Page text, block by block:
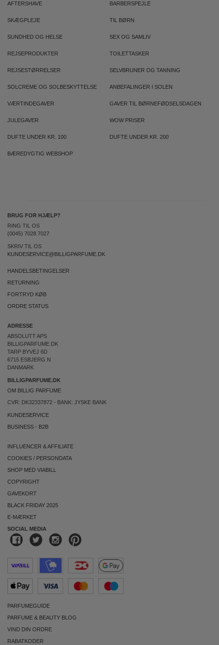
AFTERSHAVE BARBERSPEJLE
SKÆGPLEJE TIL BØRN
SUNDHED OG HELSE SEX OG SAMLIV
REJSEPRODUKTER TOILETTASKER
REJSESTØRRELSER SELVBRUNER OG TANNING
SOLCREME OG SOLBESKYTTELSE ANBEFALINGER I SOLEN
VÆRTINDEGAVER GAVER TIL BØRNEFØDSELSDAGEN
JULEGAVER WOW PRISER
DUFTE UNDER KR. 100 DUFTE UNDER KR. 200
BÆREDYGTIG WEBSHOP
BRUG FOR HJÆLP?
RING TIL OS
(0045) 7028 7027
SKRIV TIL OS
KUNDESERVICE@BILLIGPARFUME.DK
HANDELSBETINGELSER
RETURNING
FORTRYD KØB
ORDRE STATUS
ADRESSE
ABSOLUTT APS
BILLIGPARFUME.DK
TARP BYVEJ 6D
6715 ESBJERG N
DANMARK
BILLIGPARFUME.DK
OM BILLIG PARFUME
CVR: DK32337872 - BANK: JYSKE BANK
KUNDESERVICE
BUSINESS - B2B
INFLUENCER & AFFILIATE
COOKIES / PERSONDATA
SHOP MED VIABILL
COPYRIGHT
GAVEKORT
BLACK FRIDAY 2025
E-MÆRKET
SOCIAL MEDIA
PARFUMEGUIDE
PARFUME & BEAUTY BLOG
VIND DIN ORDRE
RABATKODER